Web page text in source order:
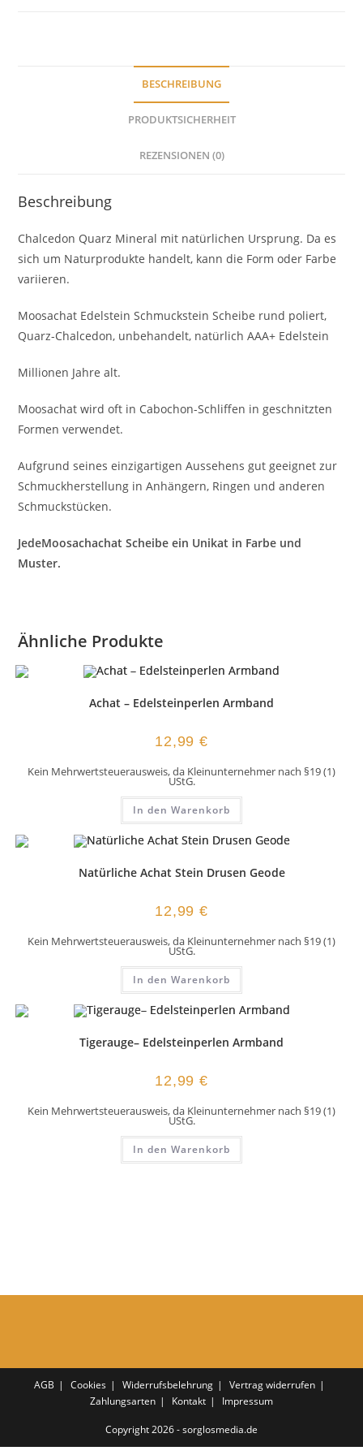
BESCHREIBUNG
PRODUKTSICHERHEIT
REZENSIONEN (0)
Beschreibung
Chalcedon Quarz Mineral mit natürlichen Ursprung. Da es
sich um Naturprodukte handelt, kann die Form oder Farbe
variieren.
Moosachat Edelstein Schmuckstein Scheibe rund poliert,
Quarz-Chalcedon, unbehandelt, natürlich AAA+ Edelstein
Millionen Jahre alt.
Moosachat wird oft in Cabochon-Schliffen in geschnitzten
Formen verwendet.
Aufgrund seines einzigartigen Aussehens gut geeignet zur
Schmuckherstellung in Anhängern, Ringen und anderen
Schmuckstücken.
JedeMoosachachat Scheibe ein Unikat in Farbe und
Muster.
Ähnliche Produkte
Achat – Edelsteinperlen Armband
12,99€
Kein Mehrwertsteuerausweis, da Kleinunternehmer nach §19 (1)
UStG.
In den Warenkorb
Natürliche Achat Stein Drusen Geode
12,99€
Kein Mehrwertsteuerausweis, da Kleinunternehmer nach §19 (1)
UStG.
In den Warenkorb
Tigerauge– Edelsteinperlen Armband
12,99€
Kein Mehrwertsteuerausweis, da Kleinunternehmer nach §19 (1)
UStG.
In den Warenkorb
AGB Cookies Widerrufsbelehrung
Vertrag widerrufen
Zahlungsarten
Kontakt Impressum
Copyright 2026 - sorglosmedia.de